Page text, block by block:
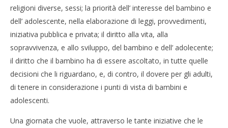
20 Novembre: giornata Internazionale dei Diritti
dell’Infanzia e dell’Adolescenza
Redazione
religioni diverse, sessi; la priorità dell’ interesse del bambino e
dell’ adolescente, nella elaborazione di leggi, provvedimenti,
iniziativa pubblica e privata; il diritto alla vita, alla
sopravvivenza, e allo sviluppo, del bambino e dell’ adolecente;
il diritto che il bambino ha di essere ascoltato, in tutte quelle
decisioni che li riguardano, e, di contro, il dovere per gli adulti,
di tenere in considerazione i punti di vista di bambini e
adolescenti.
Una giornata che vuole, attraverso le tante iniziative che le